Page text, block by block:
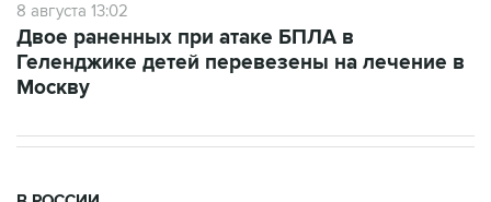
8 августа 13:02
Двое раненных при атаке БПЛА в
Геленджике детей перевезены на лечение в
Москву